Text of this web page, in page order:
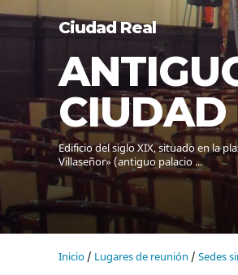
Ciudad Real
CIUDAD
Edificio del siglo XIX, situado en la
Villaseñor» (antiguo palacio ...
Inicio / Lugares de reunión / Sedes